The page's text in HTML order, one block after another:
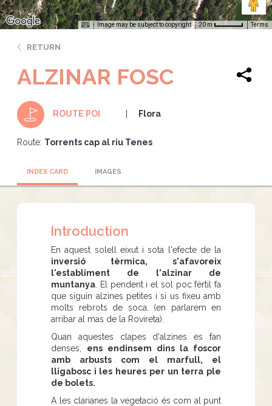
Image may be subject to copyright 20 m Terms
RETURN
ALZINAR FOSC
ROUTE POI Flora
Route: Torrents cap al riu Tenes
INDEX CARD IMAGES
Introduction
En aquest solell eixut i sota l'efecte de la
inversió tèrmica, s'afavoreix
l'establiment de l'alzinar de
muntanya . El pendent i el sol poc fèrtil fa
que siguin alzines petites i si us fixeu amb
molts rebrots de soca. (en parlarem en
arribar al mas de la Rovireta).
Quan aquestes clapes d'alzines es fan
denses, ens endinsem dins la foscor
amb arbusts com el marfull, el
lligabosc i les heures per un terra ple
de bolets.
A les clarianes la vegetació és com al punt